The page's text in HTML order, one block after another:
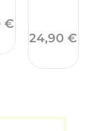
€Prix
24,90 €